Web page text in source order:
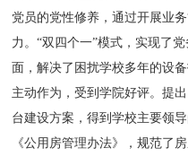
党员的党性修养，通过开展业
力。“双四个一”模式，实现了
面，解决了困扰学校多年的设
主动作为，受到学院好评。提
台建设方案，得到学校主要领
《公用房管理办法》，规范了